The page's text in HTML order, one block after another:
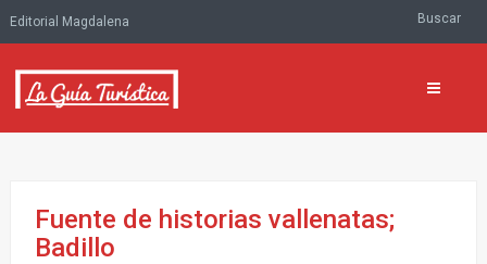
Editorial Magdalena Buscar
Fuente de historias vallenatas;
Badillo